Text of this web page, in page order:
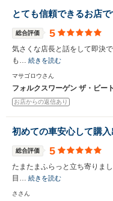
とても信頼できるお店で
総合評価 5
気さくな店長と話をして即決
も… 続きを読む
マサゴロウさん
フォルクスワーゲン ザ・ビー
お店からの返信あり
初めての車安心して購
総合評価 5
たまたまふらっと立ち寄りま
目… 続きを読む
ささん